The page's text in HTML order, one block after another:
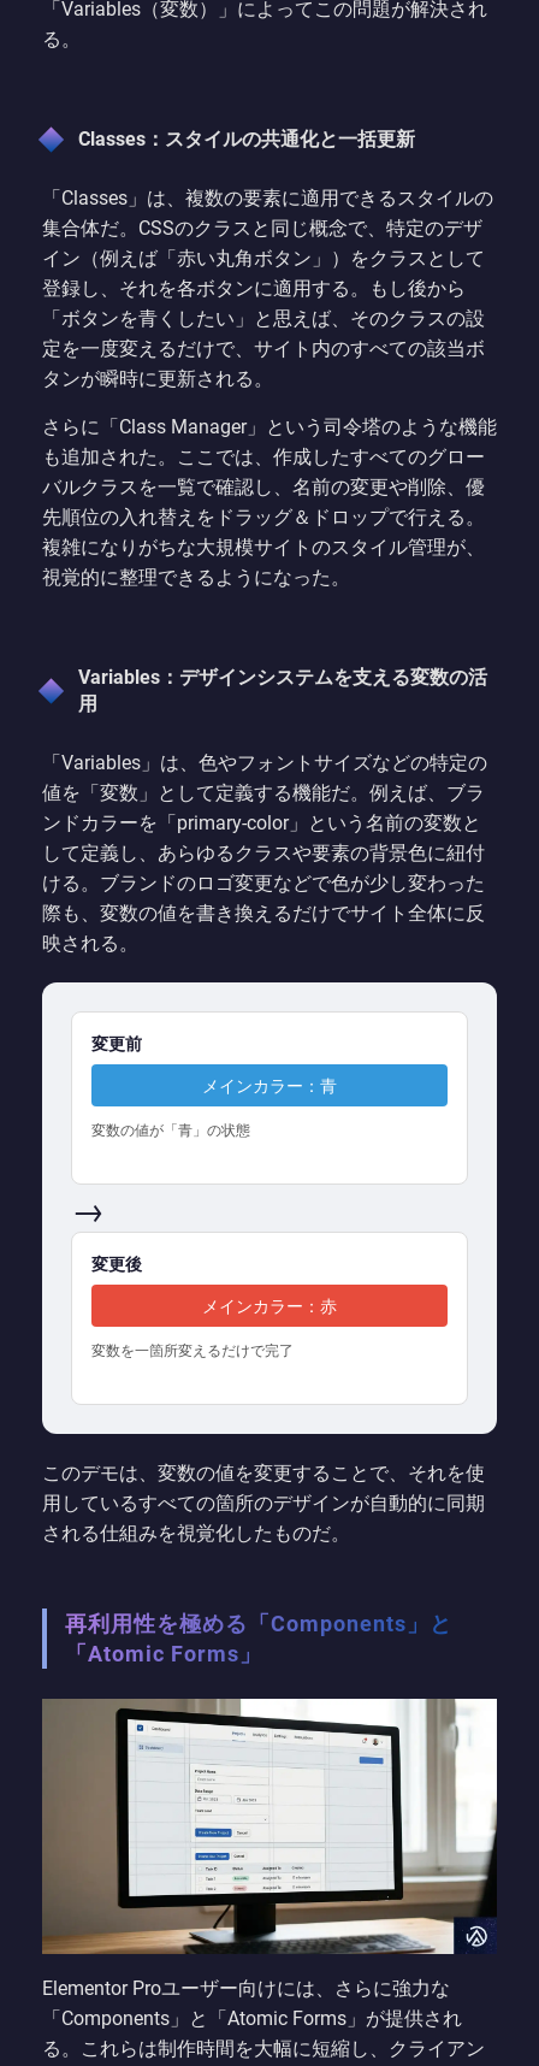
「Variables（変数）」によってこの問題が解決され
る。
Classes：スタイルの共通化と一括更新
「Classes」は、複数の要素に適用できるスタイルの
集合体だ。CSSのクラスと同じ概念で、特定のデザ
イン（例えば「赤い丸角ボタン」）をクラスとして
登録し、それを各ボタンに適用する。もし後から
「ボタンを青くしたい」と思えば、そのクラスの設
定を一度変えるだけで、サイト内のすべての該当ボ
タンが瞬時に更新される。
さらに「Class Manager」という司令塔のような機能
も追加された。ここでは、作成したすべてのグロー
バルクラスを一覧で確認し、名前の変更や削除、優
先順位の入れ替えをドラッグ＆ドロップで行える。
複雑になりがちな大規模サイトのスタイル管理が、
視覚的に整理できるようになった。
Variables：デザインシステムを支える変数の活
用
「Variables」は、色やフォントサイズなどの特定の
値を「変数」として定義する機能だ。例えば、ブラ
ンドカラーを「primary-color」という名前の変数と
して定義し、あらゆるクラスや要素の背景色に紐付
ける。ブランドのロゴ変更などで色が少し変わった
際も、変数の値を書き換えるだけでサイト全体に反
映される。
変更前
メインカラー：青
変数の値が「青」の状態
→
変更後
メインカラー：赤
変数を一箇所変えるだけで完了
このデモは、変数の値を変更することで、それを使
用しているすべての箇所のデザインが自動的に同期
される仕組みを視覚化したものだ。
再利用性を極める「Components」と
「Atomic Forms」
Elementor Proユーザー向けには、さらに強力な
「Components」と「Atomic Forms」が提供され
る。これらは制作時間を大幅に短縮し、クライアン